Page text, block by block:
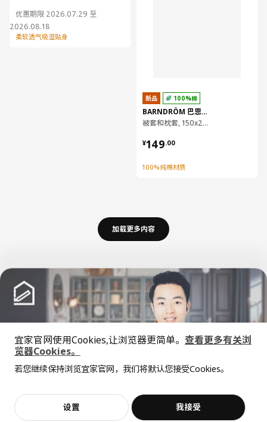
优惠期限 2026.07.29 至
2026.08.18
柔软透气吸湿贴身
新品 100%棉
BARNDRÖM 巴恩德吕姆
被套和枕套, 150x200/50x80 厘米
¥149.00
¥ 149.00
100%纯棉材质
加载更多内容
© Inter IKEA Systems B.V. 1999-2026
价格透明，设计专业，现货供应
不，谢谢 立即预约
宜家官网使用Cookies,让浏览器更简单。 查看更多有关浏
览器Cookies。
若您继续保持浏览宜家官网，我们将默认您接受Cookies。
设置 我接受